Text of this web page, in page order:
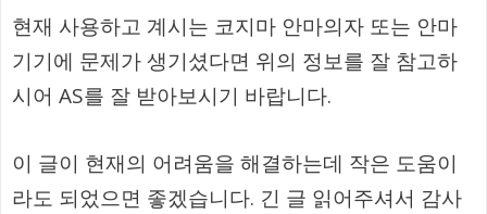
현재 사용하고 계시는 코지마 안마의자 또는 안마
기기에 문제가 생기셨다면 위의 정보를 잘 참고하
시어 AS를 잘 받아보시기 바랍니다.
이 글이 현재의 어려움을 해결하는데 작은 도움이
라도 되었으면 좋겠습니다. 긴 글 읽어주셔서 감사